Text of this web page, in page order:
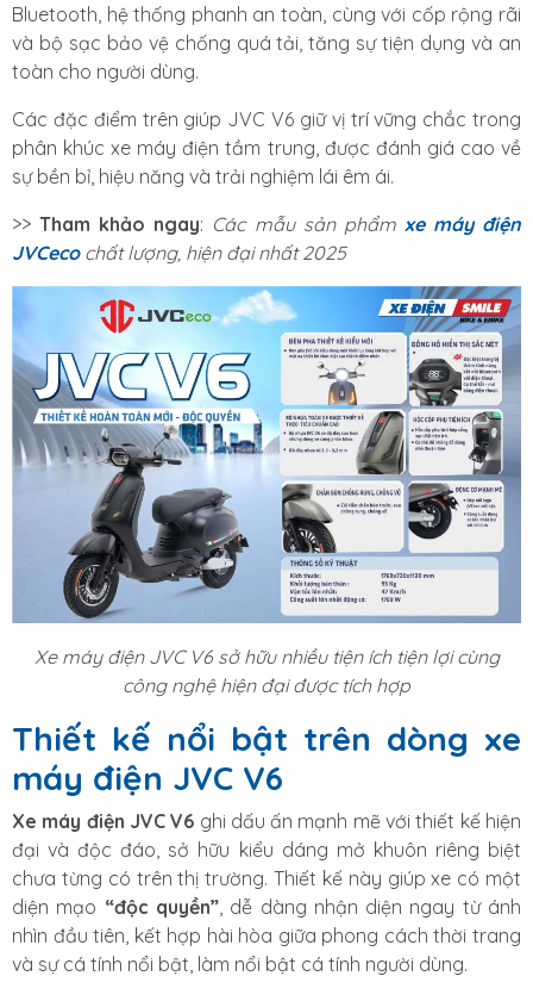
Bluetooth, hệ thống phanh an toàn, cùng với cốp rộng rãi
và bộ sạc bảo vệ chống quá tải, tăng sự tiện dụng và an
toàn cho người dùng.
Các đặc điểm trên giúp JVC V6 giữ vị trí vững chắc trong
phân khúc xe máy điện tầm trung, được đánh giá cao về
sự bền bỉ, hiệu năng và trải nghiệm lái êm ái.
>>Tham khảo ngay: Các mẫu sản phẩm xe máy điện
JVCecochất lượng, hiện đại nhất 2025
Xe máy điện JVC V6 sở hữu nhiều tiện ích tiện lợi cùng
công nghệ hiện đại được tích hợp
Thiết kế nổi bật trên dòng xe
máy điện JVC V6
Xe máy điện JVC V6 ghi dấu ấn mạnh mẽ với thiết kế hiện
đại và độc đáo, sở hữu kiểu dáng mở khuôn riêng biệt
chưa từng có trên thị trường. Thiết kế này giúp xe có một
diện mạo “độc quyền”, dễ dàng nhận diện ngay từ ánh
nhìn đầu tiên, kết hợp hài hòa giữa phong cách thời trang
và sự cá tính nổi bật, làm nổi bật cá tính người dùng.